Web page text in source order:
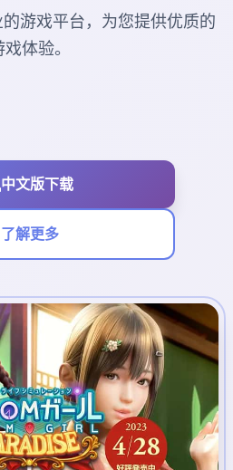
游戏平台，为您提供优质的
戏体验。
中文版下载
了解更多